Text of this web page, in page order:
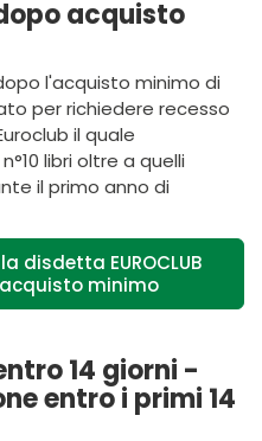
acquisto
l'acquisto minimo di
per richiedere recesso
il quale
libri oltre a quelli
il primo anno di
disdetta EUROCLUB
minimo
14 giorni -
entro i primi 14